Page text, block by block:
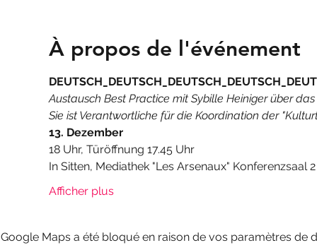
À propos de l'événement
Austausch Best Practice mit Sybille Heiniger über
Sie ist Verantwortliche für die Koordination der
13. Dezember
18 Uhr, Türöffnung 17.45 Uhr
In Sitten, Mediathek "Les Arsenaux" Konferenzsaal 2
Afficher plus
Google Maps a été bloqué en raison de vos paramètres de